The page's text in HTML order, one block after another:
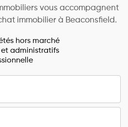
vous accompagnent
immobilier à Beaconsfield.
hors marché
et administratifs